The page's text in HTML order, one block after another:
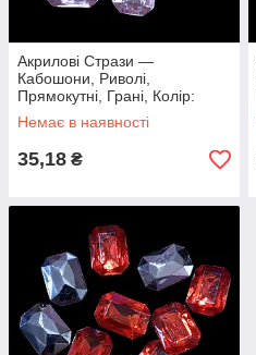
Акрилові Стрази —
Кабошони, Риволі,
Прямокутні, Грані, Колір:
Рожевий, 18х13х5мм, (10 шт.)
Немає в наявності
35,18 ₴